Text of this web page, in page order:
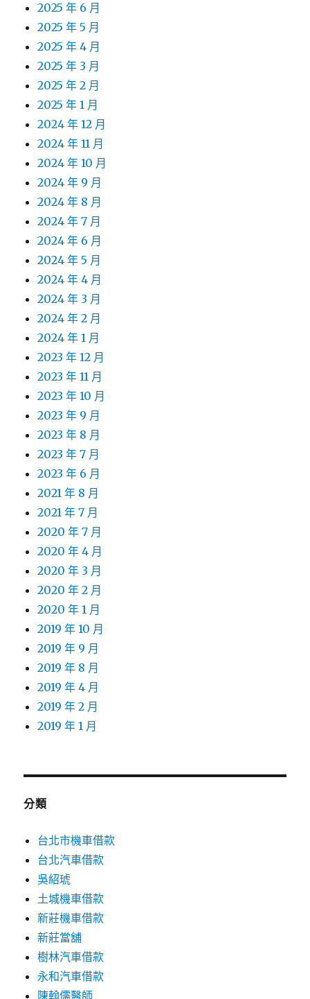
2025 年 6 月
2025 年 5 月
2025 年 4 月
2025 年 3 月
2025 年 2 月
2025 年 1 月
2024 年 12 月
2024 年 11 月
2024 年 10 月
2024 年 9 月
2024 年 8 月
2024 年 7 月
2024 年 6 月
2024 年 5 月
2024 年 4 月
2024 年 3 月
2024 年 2 月
2024 年 1 月
2023 年 12 月
2023 年 11 月
2023 年 10 月
2023 年 9 月
2023 年 8 月
2023 年 7 月
2023 年 6 月
2021 年 8 月
2021 年 7 月
2020 年 7 月
2020 年 4 月
2020 年 3 月
2020 年 2 月
2020 年 1 月
2019 年 10 月
2019 年 9 月
2019 年 8 月
2019 年 4 月
2019 年 2 月
2019 年 1 月
分類
台北市機車借款
台北汽車借款
吳紹琥
土城機車借款
新莊機車借款
新莊當舖
樹林汽車借款
永和汽車借款
陳翰儒醫師